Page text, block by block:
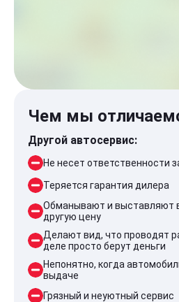
Чем мы
Другой автосервис:
Не несет ответственности
Теряется гарантия дилера
Обманывают и выставляют
другую цену
Делают вид, что проводят
деле просто берут деньги
Непонятно, когда
выдаче
Грязный и неуютный сервис